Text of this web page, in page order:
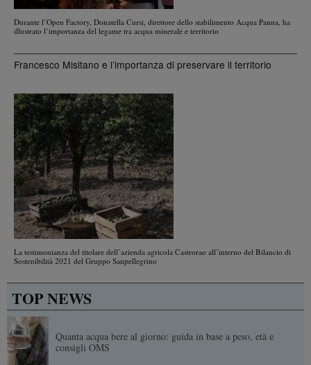
Durante l’Open Factory, Donatella Cursi, direttore dello stabilimento Acqua Panna, ha
illustrato l’importanza del legame tra acqua minerale e territorio
Francesco Misitano e l’importanza di preservare il territorio
La testimonianza del titolare dell’azienda agricola Castrorao all’interno del Bilancio di
Sostenibilità 2021 del Gruppo Sanpellegrino
TOP NEWS
Quanta acqua bere al giorno: guida in base a peso, età e
consigli OMS